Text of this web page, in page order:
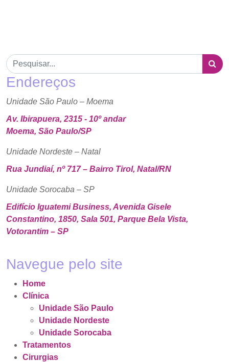
Endereços
Unidade São Paulo – Moema
Av. Ibirapuera, 2315 - 10º andar
Moema, São Paulo/SP
Unidade Nordeste – Natal
Rua Jundiaí, nº 717 – Bairro Tirol, Natal/RN
Unidade Sorocaba – SP
Edifício Iguatemi Business, Avenida Gisele
Constantino, 1850, Sala 501, Parque Bela Vista,
Votorantim – SP
Navegue pelo site
Home
Clínica
Unidade São Paulo
Unidade Nordeste
Unidade Sorocaba
Tratamentos
Cirurgias